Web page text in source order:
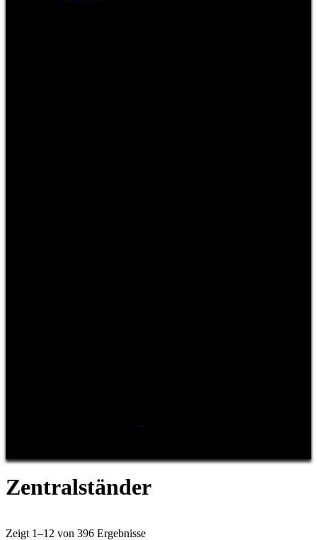
Zentralständer
Zeigt 1–12 von 396 Ergebnisse